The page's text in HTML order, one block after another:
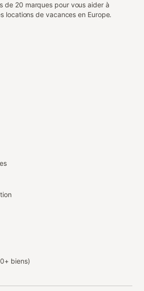
de 20 marques pour vous aider à
locations de vacances en Europe.
biens)